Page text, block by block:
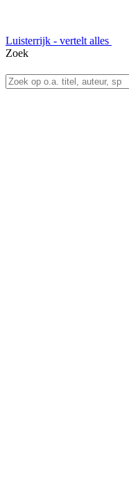
Luisterrijk - vertelt alles
Zoek